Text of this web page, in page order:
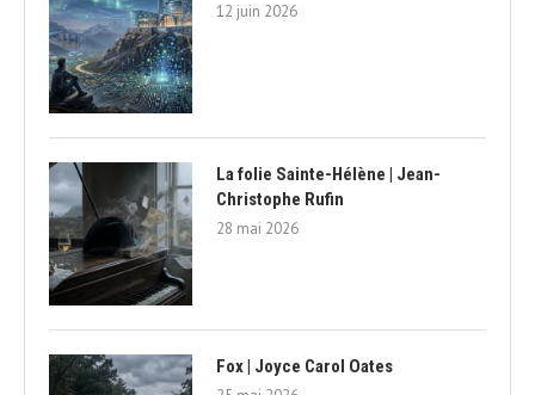
12 juin 2026
La folie Sainte-Hélène | Jean-
Christophe Rufin
28 mai 2026
Fox | Joyce Carol Oates